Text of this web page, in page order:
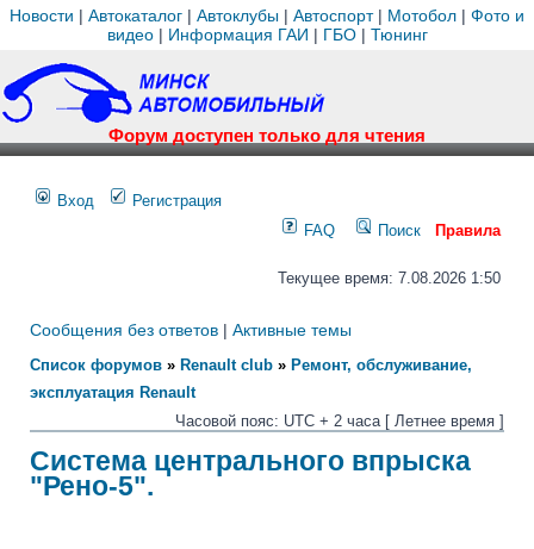
Новости | Автокаталог | Автоклубы | Автоспорт| Мотобол | Фото и
видео| Информация ГАИ | ГБО| Тюнинг
Форум доступен только для чтения
Вход
Регистрация
FAQ
Поиск Правила
Текущее время: 7.08.2026 1:50
Сообщения без ответов | Активные темы
Список форумов » Renault club » Ремонт, обслуживание,
эксплуатация Renault
Часовой пояс: UTC + 2 часа [ Летнее время ]
Система центрального впрыска
"Рено-5".